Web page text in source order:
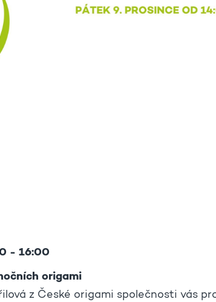
- 16:00
origami
z České origami společnosti vás